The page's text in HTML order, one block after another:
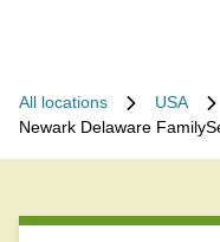
All locations USA
Newark Delaware